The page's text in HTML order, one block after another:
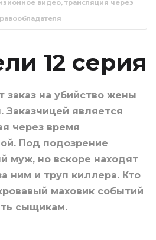
Свидетели 13
видео, трансляция через
12 серия
заказ на убийство жены
Заказчицей является
через время
Под подозрение
муж, но вскоре находят
ним и труп киллера. Кто
маховик событий
сыщикам.